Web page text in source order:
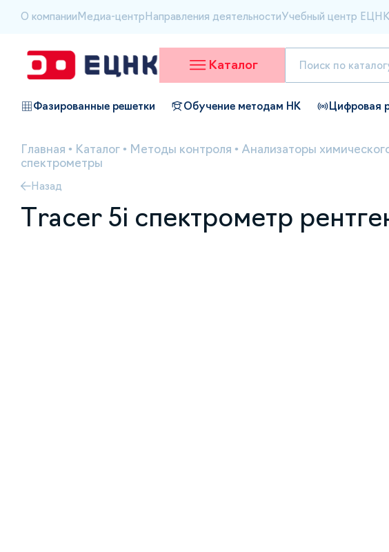
О компании Медиа-центр Направления деятельностиУчебный центр ЕЦНК
Каталог
Фазированные решетки Обучение методам НК Цифровая
Главная • Каталог • Методы контроля • Анализаторы
спектрометры
Назад
Tracer 5i спектрометр